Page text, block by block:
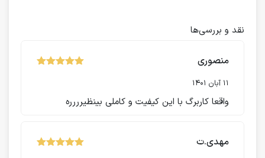
نقد و بررسی‌ها
منصوری
11 آبان 1401
واقعا کاربرگ با این کیفیت و کاملی بینظیرررره
مهدی.ت